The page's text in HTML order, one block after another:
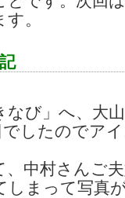
。
び」へ、大
したのでア
中村さんご
しまって写真